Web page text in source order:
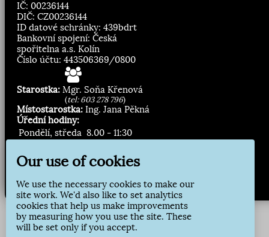
IČ: 00236144
DIČ: CZ00236144
ID datové schránky: 439bdrt
Bankovní spojení: Česká
spořitelna a.s. Kolín
Číslo účtu: 443506369/0800
Starostka: Mgr. Soňa Křenová
(tel: 603 278 796)
Místostarostka: Ing. Jana Pěkná
Úřední hodiny:
Pondělí, středa 8.00 - 11:30
Přihlásit odběr
Our use of cookies
We use the necessary cookies to make our
site work. We'd also like to set analytics
cookies that help us make improvements
by measuring how you use the site. These
will be set only if you accept.